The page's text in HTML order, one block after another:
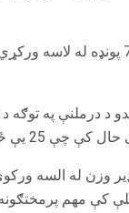
هغه کسان چې په ځای کې ځای
کې مهم